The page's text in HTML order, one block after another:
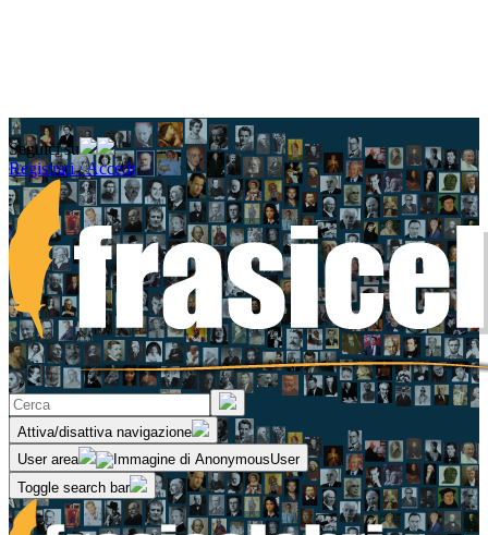
Seguici su
Registrati / Accedi
Attiva/disattiva navigazione
User area
Toggle search bar